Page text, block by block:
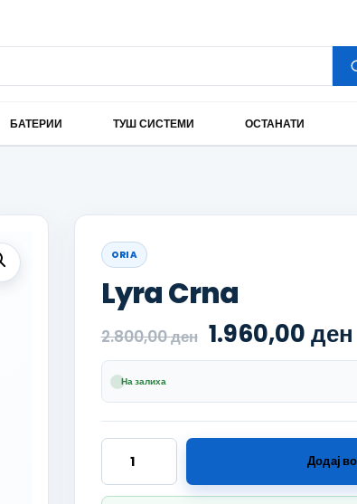
БАТЕРИИ ТУШ СИСТЕМИ ОСТАНАТИ
ORIA
Lyra Crna
2.800,00ден Original
1.960,00ден
На залиха
Lyra Crna количина
Додај